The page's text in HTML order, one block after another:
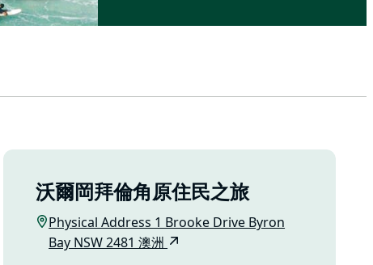
沃爾岡拜倫角原住民之旅
Physical Address 1 Brooke Drive Byron
Bay NSW 2481 澳洲